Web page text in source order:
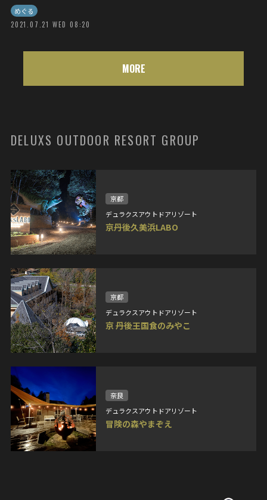
めぐる
2021.07.21 WED 08:20
MORE
DELUXS OUTDOOR RESORT GROUP
京都
デュラクスアウトドアリゾート
京丹後久美浜LABO
京都
デュラクスアウトドアリゾート
京 丹後王国食のみやこ
奈良
デュラクスアウトドアリゾート
冒険の森やまぞえ